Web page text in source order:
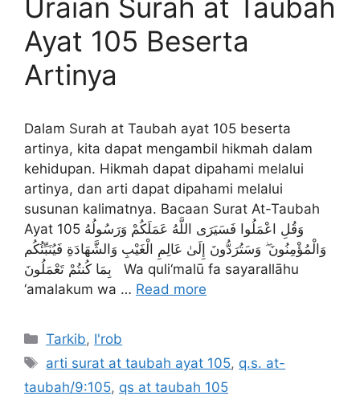
Uraian Surah at Taubah
Ayat 105 Beserta
Artinya
Dalam Surah at Taubah ayat 105 beserta
artinya, kita dapat mengambil hikmah dalam
kehidupan. Hikmah dapat dipahami melalui
artinya, dan arti dapat dipahami melalui
susunan kalimatnya. Bacaan Surat At-Taubah
Ayat 105 وَقُلِ اعْمَلُوا فَسَيَرَى اللَّهُ عَمَلَكُمْ وَرَسُولُهُ
وَالْمُؤْمِنُونَ ۖ وَسَتُرَدُّونَ إِلَىٰ عَالِمِ الْغَيْبِ وَالشَّهَادَةِ فَيُنَبِّئُكُم
بِمَا كُنتُمْ تَعْمَلُونَ Wa quli‘malū fa sayarallāhu
‘amalakum wa … Read more
Kategori
Tarkib, I'rob
Tag
arti surat at taubah ayat 105, q.s. at-
taubah/9:105, qs at taubah 105